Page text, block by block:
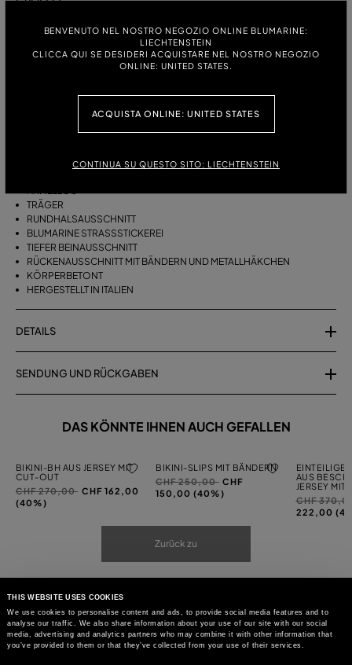
THIS WEBSITE USES COOKIES
We use cookies to personalise content and ads, to provide social media features and to
analyse our traffic. We also share information about your use of our site with our social
media, advertising and analytics partners who may combine it with other information that
you’ve provided to them or that they’ve collected from your use of their services.
BENVENUTO NEL NOSTRO NEGOZIO ONLINE BLUMARINE:
LIECHTENSTEIN
CLICCA QUI SE DESIDERI ACQUISTARE NEL NOSTRO NEGOZIO
ONLINE: UNITED STATES.
ACQUISTA ONLINE: UNITED STATES
CONTINUA SU QUESTO SITO: LIECHTENSTEIN
M L
BESCHREIBUNG
EINTEILIGER BADEANZUG AUS STRETCHJERSEY MIT SWIMMERS-PRINT,
TRÄGERN, RUNDHALSAUSSCHNITT, BLUMARINE-STRASSSTICKEREI.
STRETCHJERSEY
ÄRMELLOS
TRÄGER
RUNDHALSAUSSCHNITT
BLUMARINE STRASSSTICKEREI
TIEFER BEINAUSSCHNITT
RÜCKENAUSSCHNITT MIT BÄNDERN UND METALLHÄKCHEN
KÖRPERBETONT
HERGESTELLT IN ITALIEN
DETAILS
SENDUNG UND RÜCKGABEN
DAS KÖNNTE IHNEN AUCH GEFALLEN
BIKINI-BH AUS JERSEY MIT
CUT-OUT
Preis
reduziert
CHF 270,00auf
CHF 162,00
(40%)
BIKINI-SLIPS MIT BÄNDERN
Preis
reduziert
CHF 250,00auf
CHF
150,00 (40%)
AUS
JERSEY MIT
Preis
reduziert
CHF
222,00
Zurück zu